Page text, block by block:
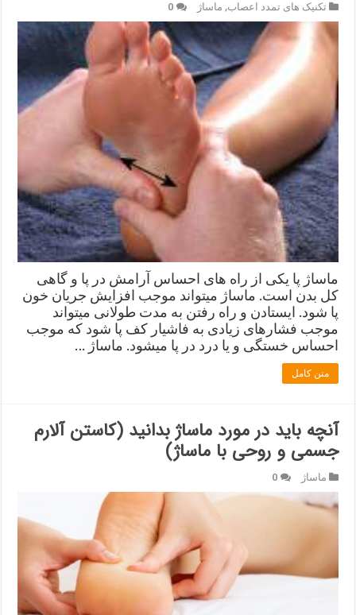
تکنیک های تمدد اعصاب, ماساژ 0
ماساژ پا یکی از راه های احساس آرامش در پا و گاهی
کل بدن است. ماساژ میتواند موجب افزایش جریان خون
پا شود. ایستادن و راه رفتن به مدت طولانی میتواند
موجب فشارهای زیادی به فاشیار کف پا شود که موجب
احساس خستگی و یا درد در پا میشود. ماساژ …
متن کامل
آنچه باید در مورد ماساژ بدانید (کاستن آلارم
جسمی و روحی با ماساژ)
ماساژ 0